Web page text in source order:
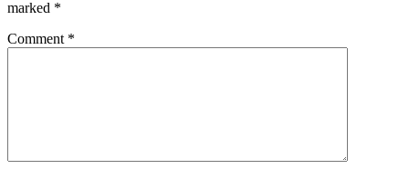
marked *
Comment *